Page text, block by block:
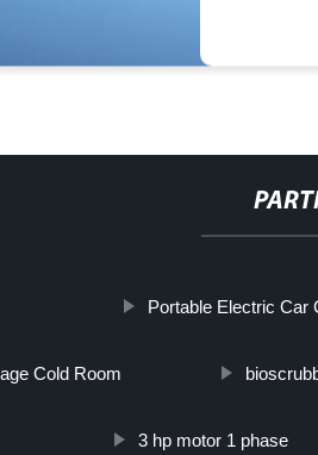
Portable Electric Car
Cold Room
3 hp motor 1 phase